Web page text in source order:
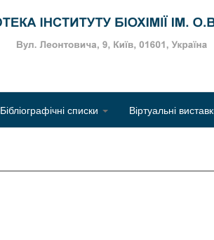
Бібліографічні списки Віртуальні